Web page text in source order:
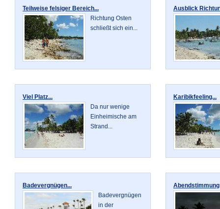
Teilweise felsiger Bereich...
Richtung Osten
schließt sich ein...
Ausblick
Viel Platz...
Da nur wenige
Einheimische am
Strand...
Karibikfeeling...
Badevergnügen...
Badevergnügen
in der